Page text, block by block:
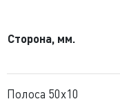
Сторона, мм.
Полоса 50x10